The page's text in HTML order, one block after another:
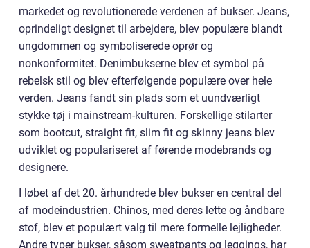
markedet og revolutionerede verdenen af bukser. Jeans,
oprindeligt designet til arbejdere, blev populære blandt
ungdommen og symboliserede oprør og
nonkonformitet. Denimbukserne blev et symbol på
rebelsk stil og blev efterfølgende populære over hele
verden. Jeans fandt sin plads som et uundværligt
stykke tøj i mainstream-kulturen. Forskellige stilarter
som bootcut, straight fit, slim fit og skinny jeans blev
udviklet og populariseret af førende modebrands og
designere.
I løbet af det 20. århundrede blev bukser en central del
af modeindustrien. Chinos, med deres lette og åndbare
stof, blev et populært valg til mere formelle lejligheder.
Andre typer bukser, såsom sweatpants og leggings, har